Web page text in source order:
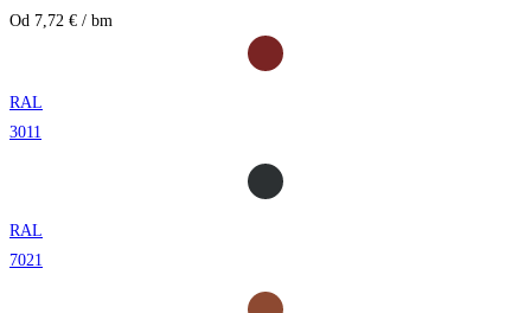
Od 7,72 € / bm
RAL
3011
RAL
7021